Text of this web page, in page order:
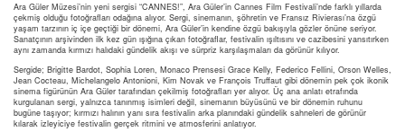
Ara Güler Müzesi’nin yeni sergisi “CANNES!”, Ara Güler’in Cannes Film Festivali’nde farklı yıllarda
çekmiş olduğu fotoğrafları odağına alıyor. Sergi, sinemanın, şöhretin ve Fransız Rivierası’na özgü
yaşam tarzının iç içe geçtiği bir dönemi, Ara Güler’in kendine özgü bakışıyla gözler önüne seriyor.
Sanatçının arşivinden ilk kez gün ışığına çıkan fotoğraflar, festivalin ışıltısını ve cazibesini yansıtırken
aynı zamanda kırmızı halıdaki gündelik akışı ve sürpriz karşılaşmaları da görünür kılıyor.
Sergide; Brigitte Bardot, Sophia Loren, Monaco Prensesi Grace Kelly, Federico Fellini, Orson Welles,
Jean Cocteau, Michelangelo Antonioni, Kim Novak ve François Truffaut gibi dönemin pek çok ikonik
sinema figürünün Ara Güler tarafından çekilmiş fotoğrafları yer alıyor. Üç ana anlatı etrafında
kurgulanan sergi, yalnızca tanınmış isimleri değil, sinemanın büyüsünü ve bir dönemin ruhunu
bugüne taşıyor; kırmızı halının yanı sıra festivalin arka planındaki gündelik sahneleri de görünür
kılarak izleyiciye festivalin gerçek ritmini ve atmosferini anlatıyor.